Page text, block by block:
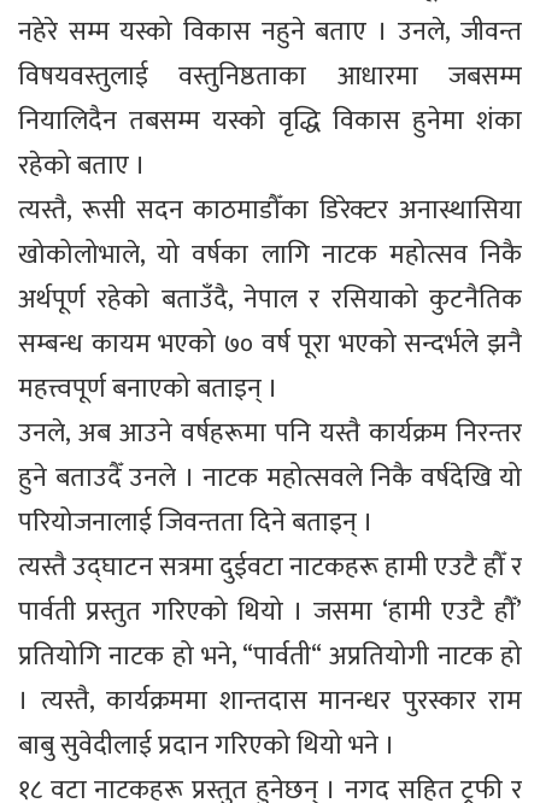
नहेरे सम्म यस्को विकास नहुने बताए । उनले, जीवन्त
विषयवस्तुलाई वस्तुनिष्ठताका आधारमा जबसम्म
नियालिदैन तबसम्म यस्को वृद्धि विकास हुनेमा शंका
रहेको बताए ।
त्यस्तै, रूसी सदन काठमाडौँका डिरेक्टर अनास्थासिया
खोकोलोभाले, यो वर्षका लागि नाटक महोत्सव निकै
अर्थपूर्ण रहेको बताउँदै, नेपाल र रसियाको कुटनैतिक
सम्बन्ध कायम भएको ७० वर्ष पूरा भएको सन्दर्भले झनै
महत्त्वपूर्ण बनाएको बताइन् ।
उनले, अब आउने वर्षहरूमा पनि यस्तै कार्यक्रम निरन्तर
हुने बताउदैँ उनले । नाटक महोत्सवले निकै वर्षदेखि यो
परियोजनालाई जिवन्तता दिने बताइन् ।
त्यस्तै उद्घाटन सत्रमा दुईवटा नाटकहरू हामी एउटै हौँ र
पार्वती प्रस्तुत गरिएको थियो । जसमा ‘हामी एउटै हौँ’
प्रतियोगि नाटक हो भने, “पार्वती“ अप्रतियोगी नाटक हो
। त्यस्तै, कार्यक्रममा शान्तदास मानन्धर पुरस्कार राम
बाबु सुवेदीलाई प्रदान गरिएको थियो भने ।
१८ वटा नाटकहरू प्रस्तुत हुनेछन् । नगद सहित ट्रफी र